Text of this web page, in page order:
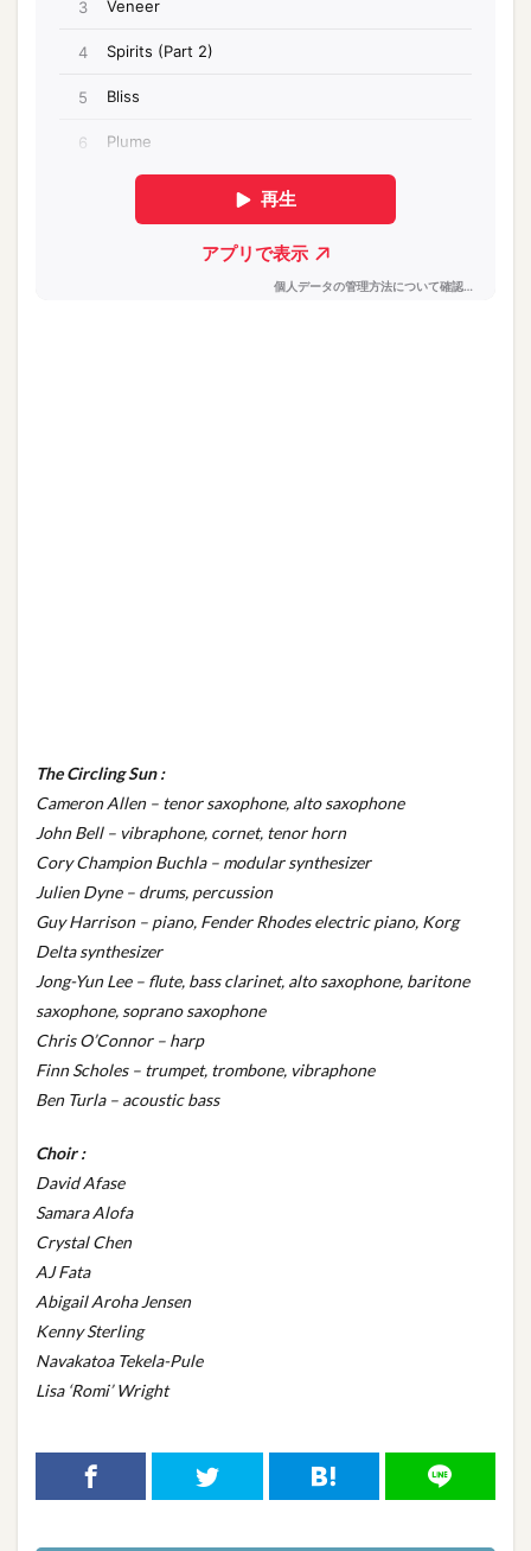
The Circling Sun :
Cameron Allen – tenor saxophone, alto saxophone
John Bell – vibraphone, cornet, tenor horn
Cory Champion Buchla – modular synthesizer
Julien Dyne – drums, percussion
Guy Harrison – piano, Fender Rhodes electric piano, Korg
Delta synthesizer
Jong-Yun Lee – flute, bass clarinet, alto saxophone, baritone
saxophone, soprano saxophone
Chris O’Connor – harp
Finn Scholes – trumpet, trombone, vibraphone
Ben Turla – acoustic bass
Choir :
David Afase
Samara Alofa
Crystal Chen
AJ Fata
Abigail Aroha Jensen
Kenny Sterling
Navakatoa Tekela-Pule
Lisa ‘Romi’ Wright